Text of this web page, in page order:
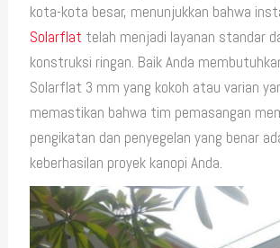
kota-kota besar, menunjukkan bahwa
Solarflat telah menjadi layanan standar
konstruksi ringan. Baik Anda
Solarflat 3 mm yang kokoh atau varian
memastikan bahwa tim pemasangan
pengikatan dan penyegelan yang benar
keberhasilan proyek kanopi Anda.